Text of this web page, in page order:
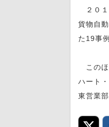
２０１
貨物自
た19事
このほ
ハート
東営業